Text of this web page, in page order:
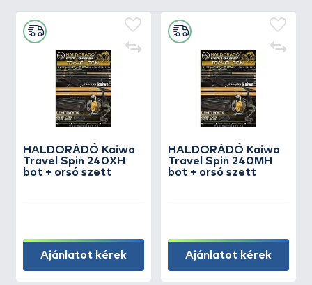
HALDORÁDÓ Kaiwo
Travel Spin 240XH
bot + orsó szett
Ajánlatot kérek
HALDORÁDÓ Kaiwo
Travel Spin 240MH
bot + orsó szett
Ajánlatot kérek